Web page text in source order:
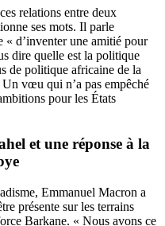
relations entre deux
ses mots. Il parle
« d’inventer une amitié pour
dire quelle est la politique
de politique africaine de la
vœu qui n’a pas empêché
pour les États
et une réponse à la
Emmanuel Macron a
présente sur les terrains
Barkane. « Nous avons ce